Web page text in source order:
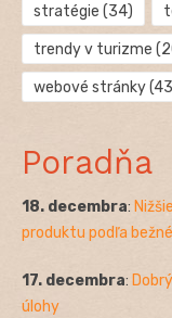
stratégie (34)
trendy v turizme
webové stránky
Poradňa
18. decembra:
produktu podľa
17. decembra:
úlohy